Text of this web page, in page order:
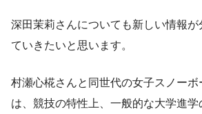
深田茉莉さんについても新しい情報が
ていきたいと思います。
村瀬心椛さんと同世代の女子スノーボ
は、競技の特性上、一般的な大学進